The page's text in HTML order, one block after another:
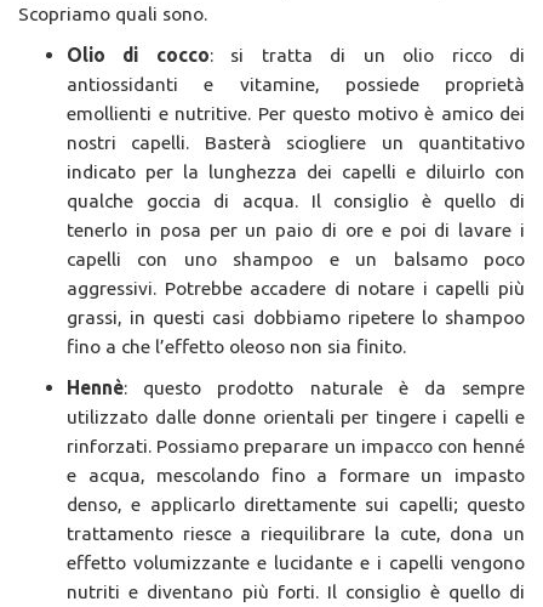
Scopriamo quali sono.
Olio di cocco: si tratta di un olio ricco di
antiossidanti e vitamine, possiede proprietà
emollienti e nutritive. Per questo motivo è amico dei
nostri capelli. Basterà sciogliere un quantitativo
indicato per la lunghezza dei capelli e diluirlo con
qualche goccia di acqua. Il consiglio è quello di
tenerlo in posa per un paio di ore e poi di lavare i
capelli con uno shampoo e un balsamo poco
aggressivi. Potrebbe accadere di notare i capelli più
grassi, in questi casi dobbiamo ripetere lo shampoo
fino a che l’effetto oleoso non sia finito.
Hennè: questo prodotto naturale è da sempre
utilizzato dalle donne orientali per tingere i capelli e
rinforzati. Possiamo preparare un impacco con henné
e acqua, mescolando fino a formare un impasto
denso, e applicarlo direttamente sui capelli; questo
trattamento riesce a riequilibrare la cute, dona un
effetto volumizzante e lucidante e i capelli vengono
nutriti e diventano più forti. Il consiglio è quello di